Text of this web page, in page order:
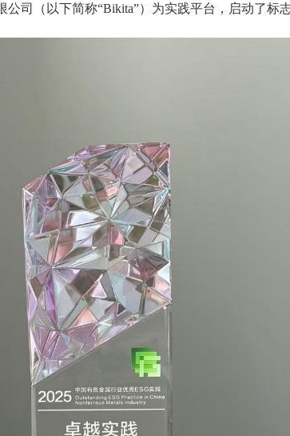
公司（以下简称“Bikita”）为实践平台，启动了标